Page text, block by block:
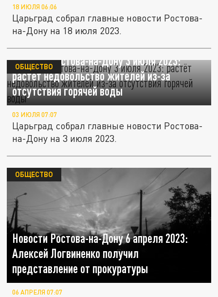
18 ИЮЛЯ 06:06
Царьград собрал главные новости Ростова-
на-Дону на 18 июля 2023.
Новости Ростова-на-Дону 3 июля 2023:
растёт недовольство жителей из-за
отсутствия горячей воды
ОБЩЕСТВО
03 ИЮЛЯ 07:07
Царьград собрал главные новости Ростова-
на-Дону на 3 июля 2023.
Новости Ростова-на-Дону 6 апреля 2023:
Алексей Логвиненко получил
представление от прокуратуры
ОБЩЕСТВО
06 АПРЕЛЯ 07:07